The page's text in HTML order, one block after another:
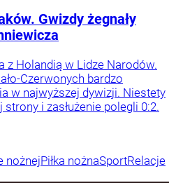
Gwizdy żegnały
z Holandią w Lidze Narodów.
Czerwonych bardzo
w najwyższej dywizji. Niestety
i zasłużenie polegli 0:2.
nożnejPiłka nożnaSportRelacje